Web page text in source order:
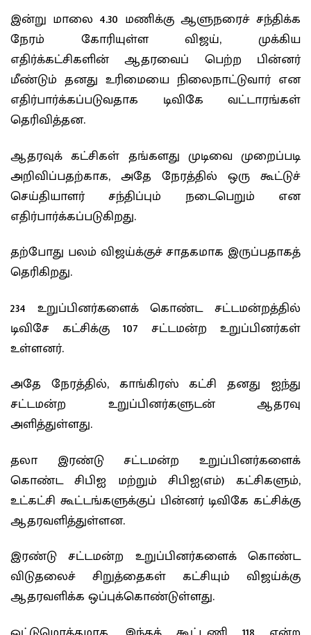
இன்று மாலை 4.30 மணிக்கு ஆளுநரைச் சந்திக்க
நேரம் கோரியுள்ள விஜய், முக்கிய
எதிர்க்கட்சிகளின் ஆதரவைப் பெற்ற பின்னர்
மீண்டும் தனது உரிமையை நிலைநாட்டுவார் என
எதிர்பார்க்கப்படுவதாக டிவிகே வட்டாரங்கள்
தெரிவித்தன.
ஆதரவுக் கட்சிகள் தங்களது முடிவை முறைப்படி
அறிவிப்பதற்காக, அதே நேரத்தில் ஒரு கூட்டுச்
செய்தியாளர் சந்திப்பும் நடைபெறும் என
எதிர்பார்க்கப்படுகிறது.
தற்போது பலம் விஜய்க்குச் சாதகமாக இருப்பதாகத்
தெரிகிறது.
234 உறுப்பினர்களைக் கொண்ட சட்டமன்றத்தில்
டிவிசே கட்சிக்கு 107 சட்டமன்ற உறுப்பினர்கள்
உள்ளனர்.
அதே நேரத்தில், காங்கிரஸ் கட்சி தனது ஐந்து
சட்டமன்ற உறுப்பினர்களுடன் ஆதரவு
அளித்துள்ளது.
தலா இரண்டு சட்டமன்ற உறுப்பினர்களைக்
கொண்ட சிபிஐ மற்றும் சிபிஐ(எம்) கட்சிகளும்,
உட்கட்சி கூட்டங்களுக்குப் பின்னர் டிவிகே கட்சிக்கு
ஆதரவளித்துள்ளன.
இரண்டு சட்டமன்ற உறுப்பினர்களைக் கொண்ட
விடுதலைச் சிறுத்தைகள் கட்சியும் விஜய்க்கு
ஆதரவளிக்க ஒப்புக்கொண்டுள்ளது.